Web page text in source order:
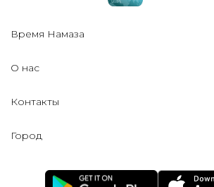
Время Намаза
О нас
Контакты
Город